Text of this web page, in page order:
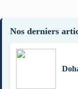
Nos derniers